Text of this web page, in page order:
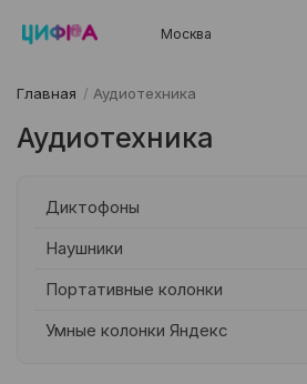
Москва
Главная / Аудиотехника
Аудиотехника
Диктофоны
Наушники
Портативные колонки
Умные колонки Яндекс